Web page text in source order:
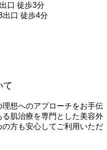
口 徒歩3分
出口 徒歩4分
て
想へのアプローチをお手伝
肌治療を専門とした美容外
方も安心してご利用いただ